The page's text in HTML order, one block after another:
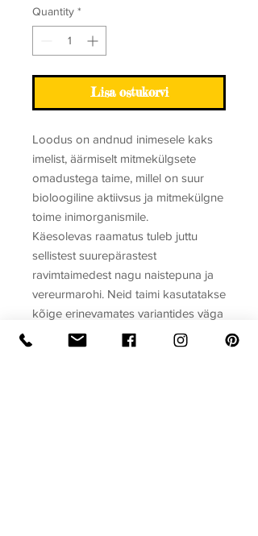
Quantity *
Lisa ostukorvi
Loodus on andnud inimesele kaks
imelist, äärmiselt mitmekülgsete
omadustega taime, millel on suur
bioloogiline aktiivsus ja mitmekülgne
toime inimorganismile.
Käesolevas raamatus tuleb juttu
sellistest suurepärastest
ravimtaimedest nagu naistepuna ja
vereurmarohi. Neid taimi kasutatakse
kõige erinevamates variantides väga
paljude haiguste puhul. Siin
tutvustatakse mitmesuguseid